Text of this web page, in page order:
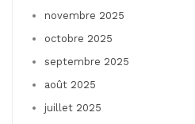
novembre 2025
octobre 2025
septembre 2025
août 2025
juillet 2025